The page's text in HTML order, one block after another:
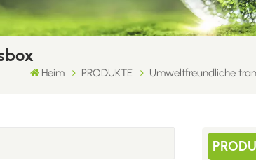
Heim PRODUKTE Umweltfreundliche